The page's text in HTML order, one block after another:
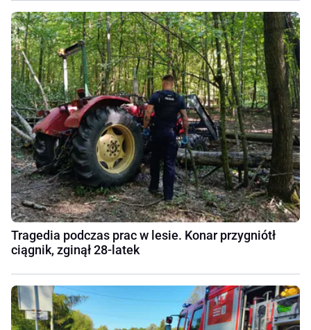
Tragedia podczas prac w lesie. Konar przygniótł
ciągnik, zginął 28-latek